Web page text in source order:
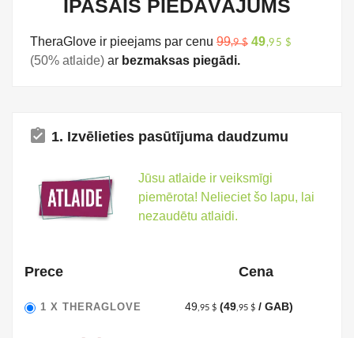
ĪPAŠAIS PIEDĀVĀJUMS
TheraGlove ir pieejams par cenu 99,9 $ 49,95 $
(50% atlaide) ar bezmaksas piegādi.
assignment_turned_in 1. Izvēlieties pasūtījuma daudzumu
Jūsu atlaide ir veiksmīgi
piemērota! Nelieciet šo lapu, lai
nezaudētu atlaidi.
Prece Cena
1 X THERAGLOVE 49 ,95 $ (49 ,95 $ / GAB)